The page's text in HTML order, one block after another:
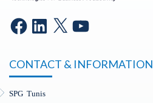
CONTACT & INFORMATION
SPG Tunis